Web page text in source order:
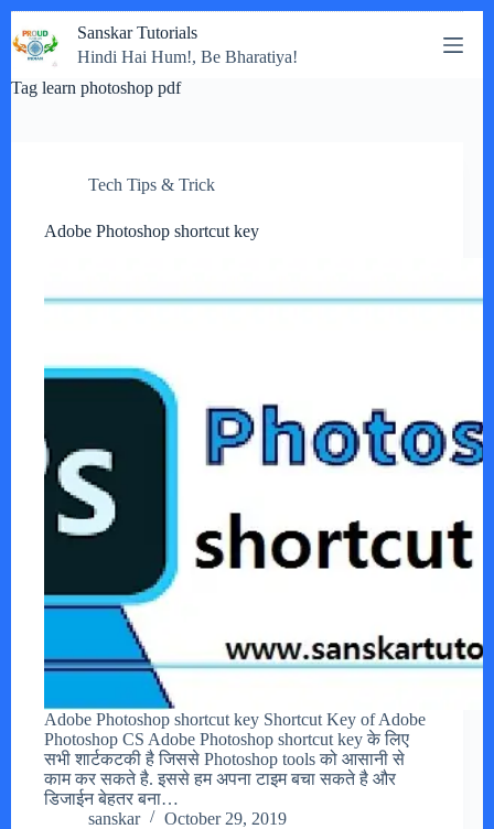
to
content
Sanskar Tutorials
Hindi Hai Hum!, Be Bharatiya!
Tag learn photoshop pdf
Tech Tips & Trick
Adobe Photoshop shortcut key
Adobe Photoshop shortcut key Shortcut Key of Adobe
Photoshop CS Adobe Photoshop shortcut key के लिए
सभी शार्टकटकी है जिससे Photoshop tools को आसानी से
काम कर सकते है. इससे हम अपना टाइम बचा सकते है और
डिजाईन बेहतर बना…
sanskar
October 29, 2019